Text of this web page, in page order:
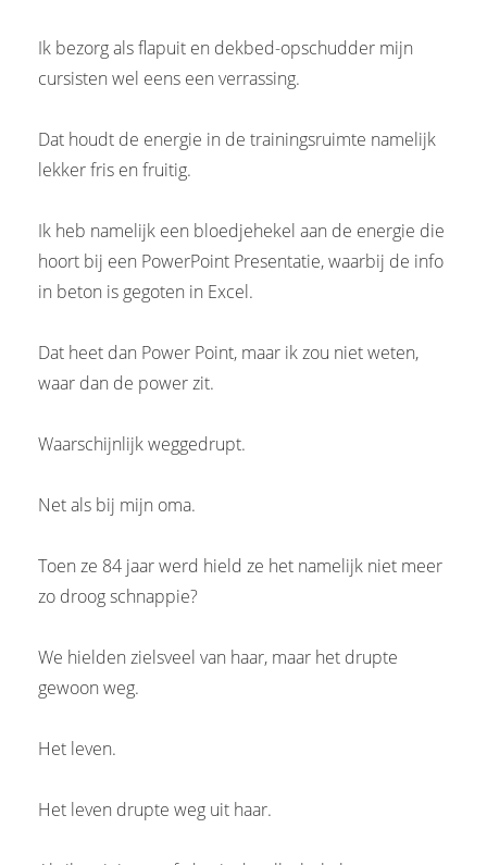
Ik bezorg als flapuit en dekbed-opschudder mijn
cursisten wel eens een verrassing.
Dat houdt de energie in de trainingsruimte namelijk
lekker fris en fruitig.
Ik heb namelijk een bloedjehekel aan de energie die
hoort bij een PowerPoint Presentatie, waarbij de info
in beton is gegoten in Excel.
Dat heet dan Power Point, maar ik zou niet weten,
waar dan de power zit.
Waarschijnlijk weggedrupt.
Net als bij mijn oma.
Toen ze 84 jaar werd hield ze het namelijk niet meer
zo droog schnappie?
We hielden zielsveel van haar, maar het drupte
gewoon weg.
Het leven.
Het leven drupte weg uit haar.